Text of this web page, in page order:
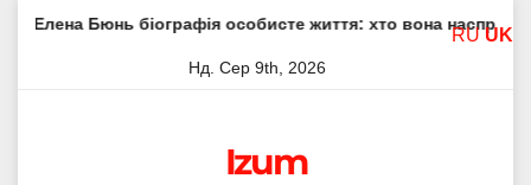
Skip
біографія особисте життя: хто вона насправді Елена
Нд. Сер 9th, 2026
Izum
RU UK